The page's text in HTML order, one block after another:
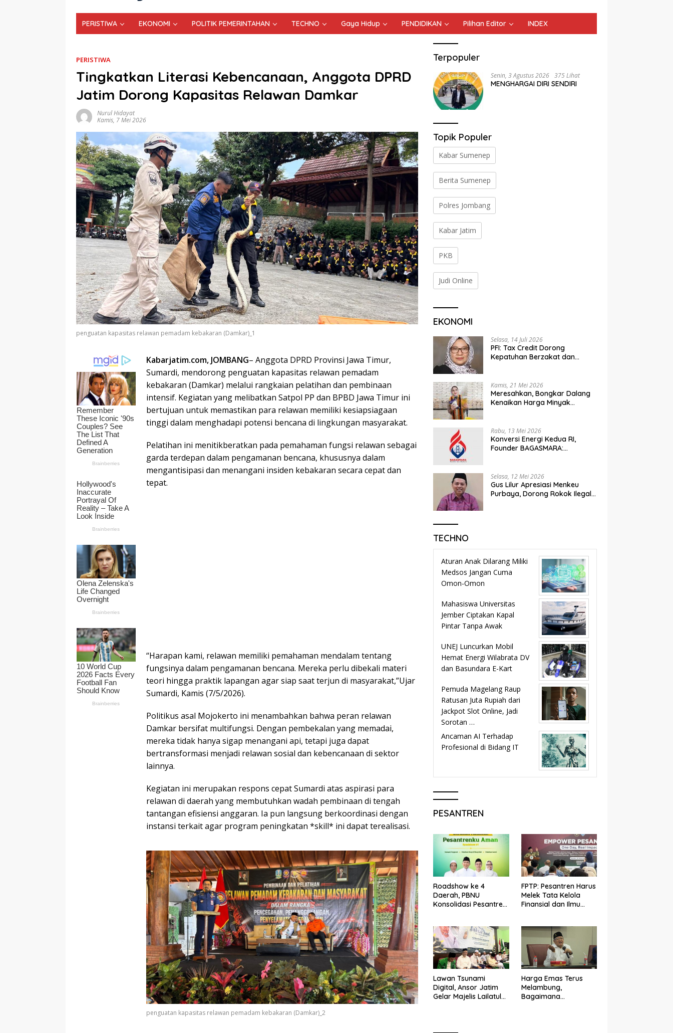
PERISTIWA EKONOMI POLITIK PEMERINTAHAN TECHNO Gaya Hidup PENDIDIKAN Pilihan Editor INDEX
PERISTIWA
Tingkatkan Literasi Kebencanaan, Anggota DPRD
Jatim Dorong Kapasitas Relawan Damkar
Nurul Hidayat
Kamis, 7 Mei 2026
penguatan kapasitas relawan pemadam kebakaran (Damkar)_1
Kabarjatim.com, JOMBANG– Anggota DPRD Provinsi Jawa Timur,
Sumardi, mendorong penguatan kapasitas relawan pemadam
kebakaran (Damkar) melalui rangkaian pelatihan dan pembinaan
intensif. Kegiatan yang melibatkan Satpol PP dan BPBD Jawa Timur ini
bertujuan untuk memastikan para relawan memiliki kesiapsiagaan
tinggi dalam menghadapi potensi bencana di lingkungan masyarakat.
Pelatihan ini menitikberatkan pada pemahaman fungsi relawan sebagai
garda terdepan dalam pengamanan bencana, khususnya dalam
mengantisipasi dan menangani insiden kebakaran secara cepat dan
tepat.
“Harapan kami, relawan memiliki pemahaman mendalam tentang
fungsinya dalam pengamanan bencana. Mereka perlu dibekali materi
teori hingga praktik lapangan agar siap saat terjun di masyarakat,”Ujar
Sumardi, Kamis (7/5/2026).
Politikus asal Mojokerto ini menambahkan bahwa peran relawan
Damkar bersifat multifungsi. Dengan pembekalan yang memadai,
mereka tidak hanya sigap menangani api, tetapi juga dapat
bertransformasi menjadi relawan sosial dan kebencanaan di sektor
lainnya.
Kegiatan ini merupakan respons cepat Sumardi atas aspirasi para
relawan di daerah yang membutuhkan wadah pembinaan di tengah
tantangan efisiensi anggaran. Ia pun langsung berkoordinasi dengan
instansi terkait agar program peningkatan *skill* ini dapat terealisasi.
penguatan kapasitas relawan pemadam kebakaran (Damkar)_2
Terpopuler
Senin, 3 Agustus 2026 375 Lihat
MENGHARGAI DIRI SENDIRI
Topik Populer
Kabar Sumenep
Berita Sumenep
Polres Jombang
Kabar Jatim
PKB
Judi Online
EKONOMI
Selasa, 14 Juli 2026
PFI: Tax Credit Dorong
Kepatuhan Berzakat dan
Kamis, 21 Mei 2026
Meresahkan, Bongkar Dalang
Kenaikan Harga Minyak
Rabu, 13 Mei 2026
Konversi Energi Kedua RI,
Founder BAGASMARA:
Selasa, 12 Mei 2026
Gus Lilur Apresiasi Menkeu
Purbaya, Dorong Rokok Ilegal
TECHNO
Aturan Anak Dilarang Miliki
Medsos Jangan Cuma
Omon-Omon
Mahasiswa Universitas
Jember Ciptakan Kapal
Pintar Tanpa Awak
UNEJ Luncurkan Mobil
Hemat Energi Wilabrata DV
dan Basundara E-Kart
Pemuda Magelang Raup
Ratusan Juta Rupiah dari
Jackpot Slot Online, Jadi
Sorotan …
Ancaman AI Terhadap
Profesional di Bidang IT
PESANTREN
Roadshow ke 4
Daerah, PBNU
Konsolidasi Pesantren
FPTP: Pesantren Harus
Melek Tata Kelola
Finansial dan Ilmu
Lawan Tsunami
Digital, Ansor Jatim
Gelar Majelis Lailatul
Harga Emas Terus
Melambung,
Bagaimana